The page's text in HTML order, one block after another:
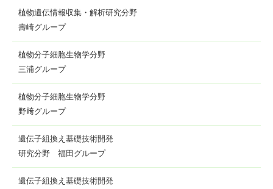
植物遺伝情報収集・解析研究分野
壽崎グループ
植物分子細胞生物学分野
三浦グループ
植物分子細胞生物学分野
野﨑グループ
遺伝子組換え基礎技術開発
研究分野 福田グループ
遺伝子組換え基礎技術開発